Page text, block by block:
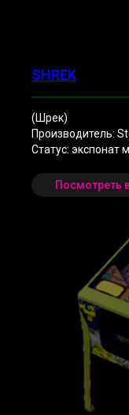
SHREK
(Шрек)
Производитель:
Статус: экспонат
Посмотреть